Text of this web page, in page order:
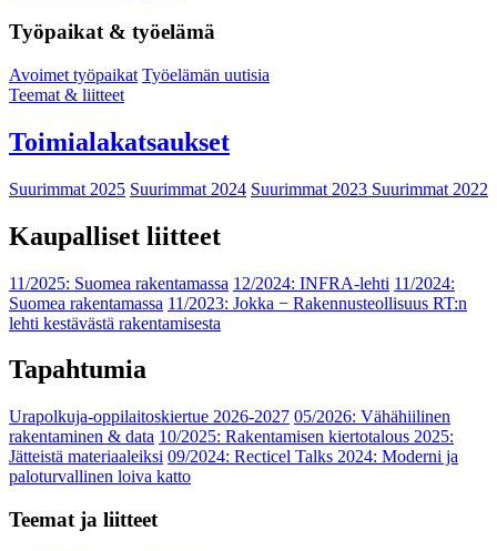
Työpaikat & työelämä
Avoimet työpaikat Työelämän uutisia
Teemat & liitteet
Toimialakatsaukset
Suurimmat 2025 Suurimmat 2024 Suurimmat 2023 Suurimmat 2022
Kaupalliset liitteet
11/2025: Suomea rakentamassa 12/2024: INFRA-lehti 11/2024:
Suomea rakentamassa 11/2023: Jokka − Rakennusteollisuus RT:n
lehti kestävästä rakentamisesta
Tapahtumia
Urapolkuja-oppilaitoskiertue 2026-2027 05/2026: Vähähiilinen
rakentaminen & data 10/2025: Rakentamisen kiertotalous 2025:
Jätteistä materiaaleiksi 09/2024: Recticel Talks 2024: Moderni ja
paloturvallinen loiva katto
Teemat ja liitteet